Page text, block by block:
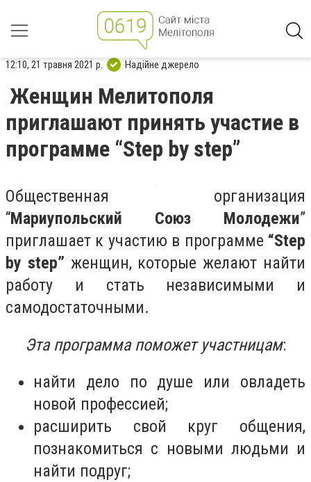
12:10, 21 травня 2021 р. Надійне джерело
Женщин Мелитополя
приглашают принять участие в
программе “Step by step”
Общественная организация
“Мариупольский Союз Молодежи”
приглашает к участию в программе “Step
by step” женщин, которые желают найти
работу и стать независимыми и
самодостаточными.
Эта программа поможет участницам:
найти дело по душе или овладеть
новой профессией;
расширить свой круг общения,
познакомиться с новыми людьми и
найти подруг;